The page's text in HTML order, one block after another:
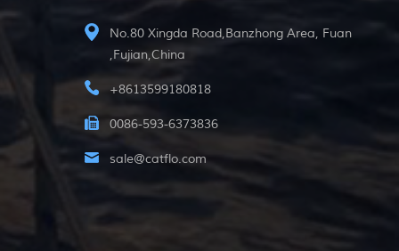
No.80 Xingda Road,Banzhong Area, Fuan
,Fujian,China
+8613599180818
0086-593-6373836
sale@catflo.com